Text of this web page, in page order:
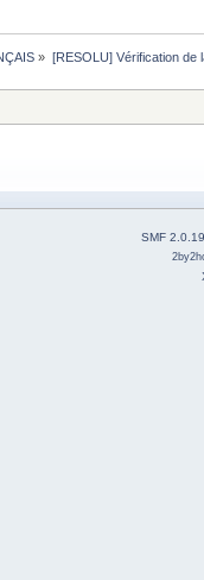
» [RESOLU] Vérification de
SMF 2.0.19